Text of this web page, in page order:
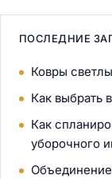
ПОСЛЕДНИЕ
Ковры
Как выбрать
Как
уборочного